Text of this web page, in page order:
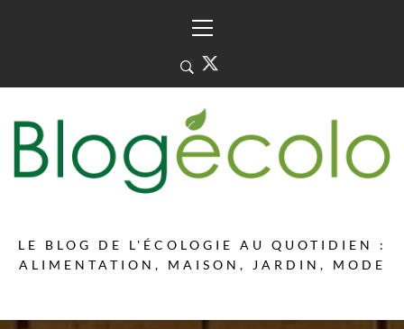
Menu
LE BLOG DE L'ÉCOLOGIE AU QUOTIDIEN :
ALIMENTATION, MAISON, JARDIN, MODE